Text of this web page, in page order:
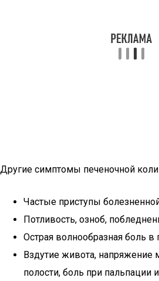
Другие симптомы печеночной
Частые приступы
Потливость, озноб,
Острая волнообразная боль
Вздутие живота,
полости, боль при пальпации